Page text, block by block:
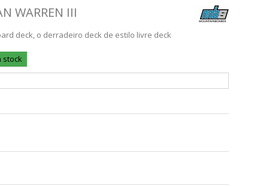
WARREN III
deck, o derradeiro deck de estilo livre deck
stock